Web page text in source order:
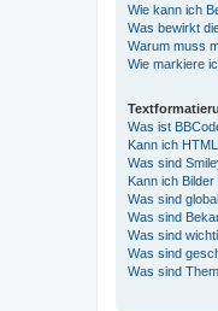
Wie kann ich
Was bewirkt
Warum muss
Wie markiere
Was ist
Kann ich
Was sind
Kann ich
Was sind
Was sind
Was sind
Was sind
Was sind